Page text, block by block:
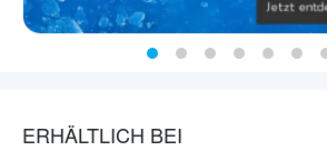
ERHÄLTLICH BEI